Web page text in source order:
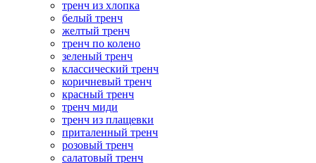
тренч из хлопка
белый тренч
желтый тренч
тренч по колено
зеленый тренч
классический тренч
коричневый тренч
красный тренч
тренч миди
тренч из плащевки
приталенный тренч
розовый тренч
салатовый тренч